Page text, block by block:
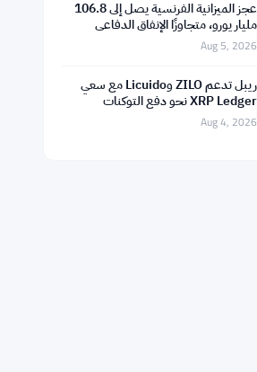
جولدمان ساكس يحدد أسهمًا أوروبية